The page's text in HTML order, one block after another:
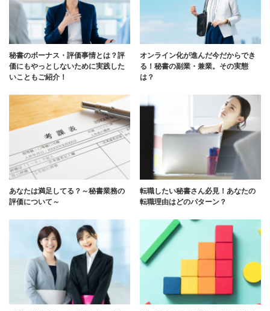
秘書のボーナス・評価事情とは？評
価にもやっとしないために実践した
いこともご紹介！
オンライン化が進んだ今だからでき
る！秘書の副業・兼業。その実態
は？
あなたは満足してる？～秘書業務の
評価について～
転職したい秘書さん必見！あなたの
転職理由はどのパターン？